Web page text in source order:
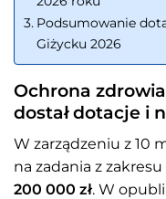
Podsumowanie
Giżycku 2026
Ochrona
dostał dotacje i
W zarządzeniu z 10
na zadania z
200 000 zł. W